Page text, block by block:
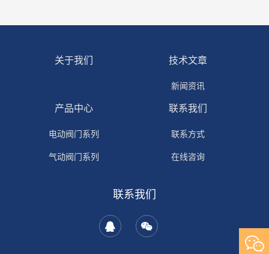
关于我们 技术文章
新闻资讯
产品中心
电动阀门系列
气动阀门系列
联系我们
联系方式
在线咨询
联系我们